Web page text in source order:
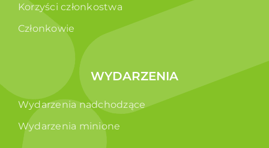
Korzyści członkostwa
Członkowie
WYDARZENIA
Wydarzenia nadchodzące
Wydarzenia minione